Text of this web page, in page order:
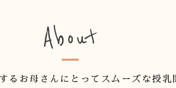
About
るお母さんにとってスムーズな授乳